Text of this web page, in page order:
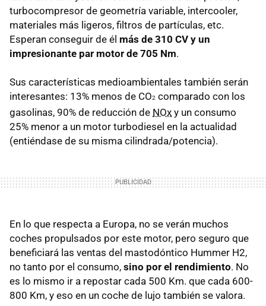
turbocompresor de geometría variable, intercooler,
materiales más ligeros, filtros de partículas, etc.
Esperan conseguir de él más de 310 CV y un
impresionante par motor de 705 Nm.
Sus características medioambientales también serán
interesantes: 13% menos de CO2 comparado con los
gasolinas, 90% de reducción de NOx y un consumo
25% menor a un motor turbodiesel en la actualidad
(entiéndase de su misma cilindrada/potencia).
En lo que respecta a Europa, no se verán muchos
coches propulsados por este motor, pero seguro que
beneficiará las ventas del mastodóntico Hummer H2,
no tanto por el consumo, sino por el rendimiento. No
es lo mismo ir a repostar cada 500 Km. que cada 600-
800 Km, y eso en un coche de lujo también se valora.